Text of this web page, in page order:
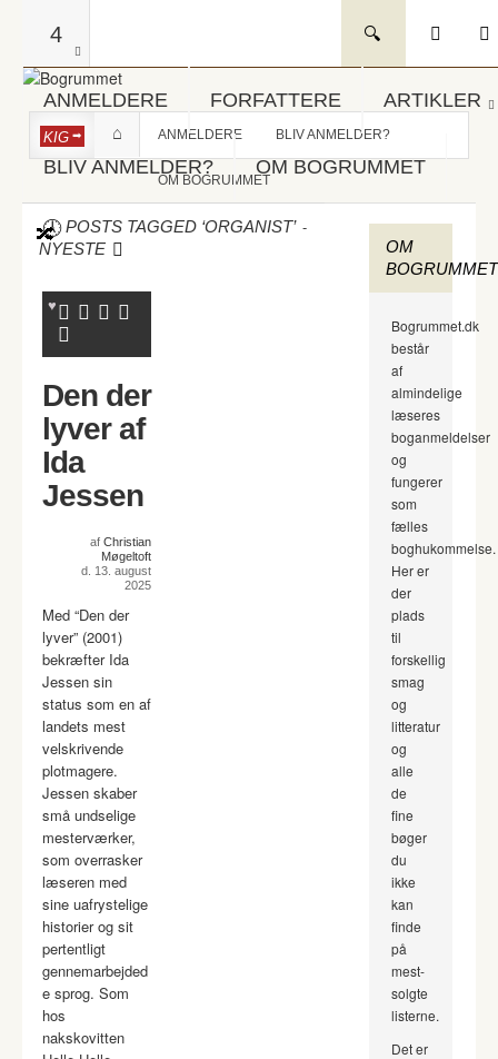
4
ANMELDERE FORFATTERE ARTIKLER
BLIV ANMELDER? OM BOGRUMMET
KIG ANMELDERE BLIV ANMELDER?
OM BOGRUMMET
POSTS TAGGED ‘ORGANIST’ -
NYESTE
Den der
lyver af
Ida
Jessen
af Christian
Møgeltoft
d. 13. august
2025
Med “Den der
lyver” (2001)
bekræfter Ida
Jessen sin
status som en af
landets mest
velskrivende
plotmagere.
Jessen skaber
små undselige
mesterværker,
som overrasker
læseren med
sine uafrystelige
historier og sit
pertentligt
gennemarbejded
e sprog. Som
hos
nakskovitten
OM
BOGRUMMET
Bogrummet.dk
består
af
almindelige
læseres
boganmeldelser
og
fungerer
som
fælles
boghukommelse.
Her er
der
plads
til
forskellig
smag
og
litteratur
og
alle
de
fine
bøger
du
ikke
kan
finde
på
mest-
solgte
listerne.
Det er